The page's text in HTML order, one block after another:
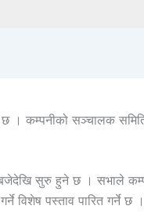
छ । कम्पनीको सञ्चालक
सुरु हुने छ । सभाले
विशेष पस्ताव पारित गर्ने